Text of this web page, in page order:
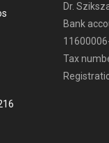
Dr.
Bank
Tax